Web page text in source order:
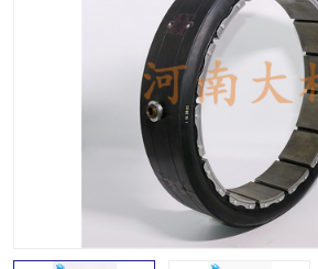
泥浆泵空气包胶囊 气动
DY隔膜式离合器 CB离
实芯
联轴器
橡胶件 液力